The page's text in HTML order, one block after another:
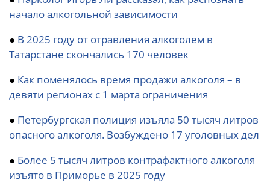
начало алкогольной зависимости
● В 2025 году от отравления алкоголем в
Татарстане скончались 170 человек
● Как поменялось время продажи алкоголя – в
девяти регионах с 1 марта ограничения
● Петербургская полиция изъяла 50 тысяч литров
опасного алкоголя. Возбуждено 17 уголовных дел
● Более 5 тысяч литров контрафактного алкоголя
изъято в Приморье в 2025 году